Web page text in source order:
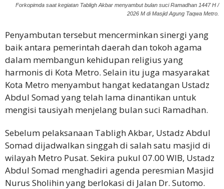
Forkopimda saat kegiatan Tabligh Akbar menyambut bulan suci Ramadhan 1447 H /
2026 M di Masjid Agung Taqwa Metro.
Penyambutan tersebut mencerminkan sinergi yang
baik antara pemerintah daerah dan tokoh agama
dalam membangun kehidupan religius yang
harmonis di Kota Metro. Selain itu juga masyarakat
Kota Metro menyambut hangat kedatangan Ustadz
Abdul Somad yang telah lama dinantikan untuk
mengisi tausiyah menjelang bulan suci Ramadhan.
Sebelum pelaksanaan Tabligh Akbar, Ustadz Abdul
Somad dijadwalkan singgah di salah satu masjid di
wilayah Metro Pusat. Sekira pukul 07.00 WIB, Ustadz
Abdul Somad menghadiri agenda peresmian Masjid
Nurus Sholihin yang berlokasi di Jalan Dr. Sutomo.